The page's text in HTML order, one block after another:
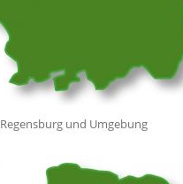
Regensburg und Umgebung